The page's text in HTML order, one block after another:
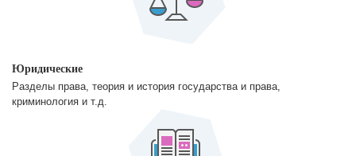
Юридические
Разделы права, теория и история государства и права,
криминология и т.д.